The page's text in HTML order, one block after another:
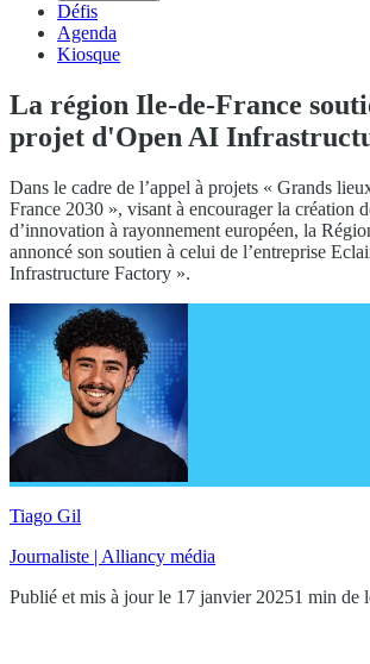
Défis
Agenda
Kiosque
La région Ile-de-France
projet d'Open AI
Dans le cadre de l’appel à projets « Grands
France 2030 », visant à encourager la création
d’innovation à rayonnement européen, la
annoncé son soutien à celui de l’entreprise
Infrastructure Factory ».
Tiago Gil
Journaliste | Alliancy média
Publié et mis à jour le 17 janvier 20251 min de